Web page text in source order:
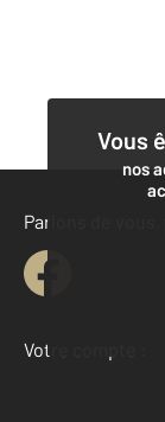
Vous
nos
Parlons de vous,
Votre compte :